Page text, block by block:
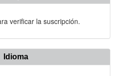
verificar la suscripción.
Idioma